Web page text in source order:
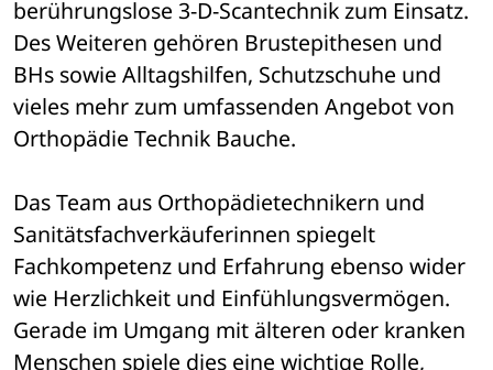
berührungslose 3-D-Scantechnik zum Einsatz.
Des Weiteren gehören Brustepithesen und
BHs sowie Alltagshilfen, Schutzschuhe und
vieles mehr zum umfassenden Angebot von
Orthopädie Technik Bauche.
Das Team aus Orthopädietechnikern und
Sanitätsfachverkäuferinnen spiegelt
Fachkompetenz und Erfahrung ebenso wider
wie Herzlichkeit und Einfühlungsvermögen.
Gerade im Umgang mit älteren oder kranken
Menschen spiele dies eine wichtige Rolle,